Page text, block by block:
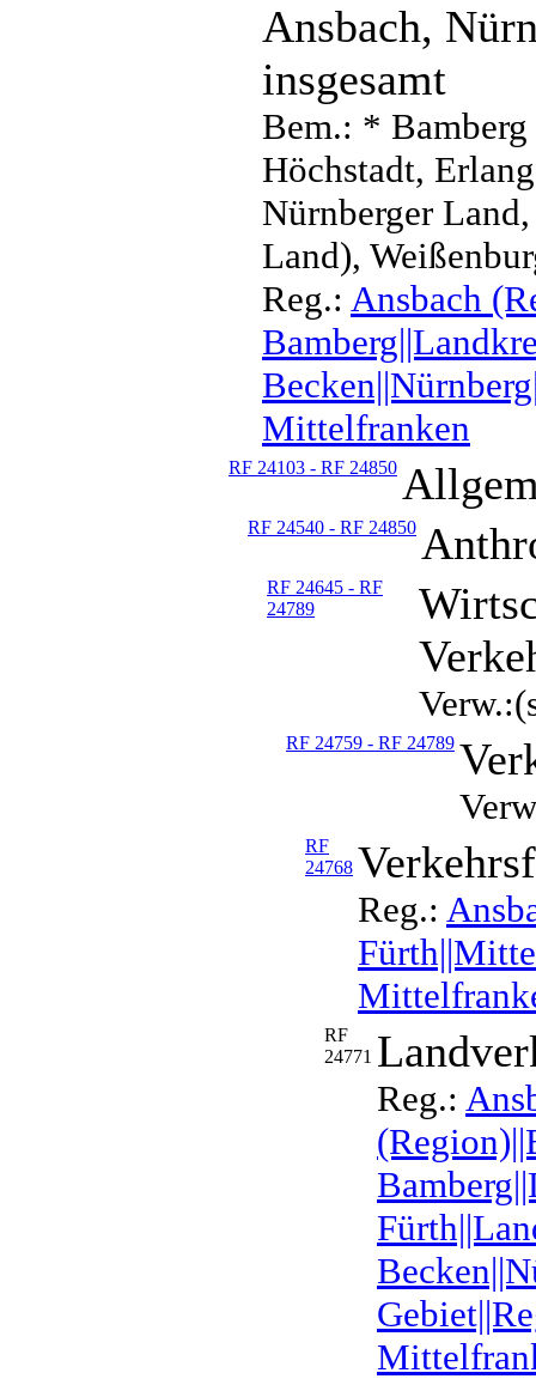
Ansbach,
insgesamt
Bem.: *
Höchstadt,
Nürnberger
Land),
Reg.: Ansbach
Mittelfranken
RF 24103 - RF 24850
RF 24540 - RF 24850
RF 24645 - RF
24789
RF 24759 - RF 24789
RF
24768
Reg.:
RF
24771
Reg.: